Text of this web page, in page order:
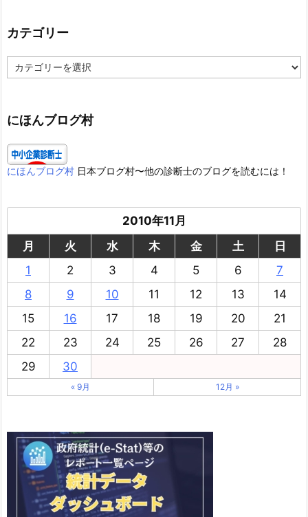
カテゴリー
テ
ー
にほんブログ村
にほんブログ村 日本ブログ村〜他の診断士のブログを読むには！
2010年11月
月
火 水 木 金 土
日
1
2 3 4 5 6
7
8
9 10 11 12 13
14
15
16 17 18 19 20
21
22
23 24 25 26 27
28
29
30
« 9月 12月 »